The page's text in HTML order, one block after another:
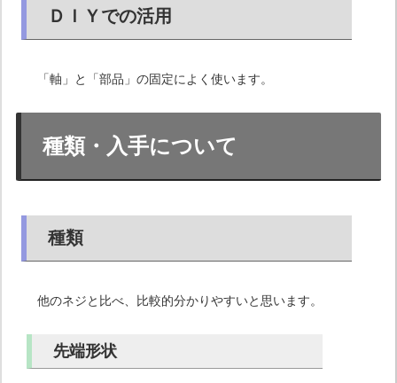
ＤＩＹでの活用
「軸」と「部品」の固定によく使います。
種類・入手について
種類
他のネジと比べ、比較的分かりやすいと思います。
先端形状